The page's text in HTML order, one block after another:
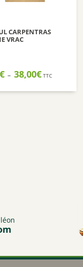
CARPENTRAS
VRAC
€ – 38,00€Plage
prix :
TTC